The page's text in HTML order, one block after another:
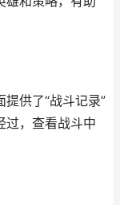
供了“战斗记录”
过，查看战斗中